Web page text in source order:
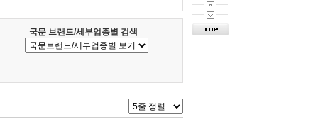
국문 브랜드/세부업종별 검색